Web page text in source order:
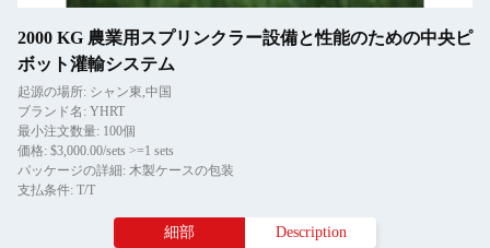
2000 KG 農業用スプリンクラー設備と性能のための中央ピ
ボット灌輸システム
起源の場所: シャン東,中国
ブランド名: YHRT
最小注文数量: 100個
価格: $3,000.00/sets >=1 sets
パッケージの詳細: 木製ケースの包装
支払条件: T/T
細部 Description